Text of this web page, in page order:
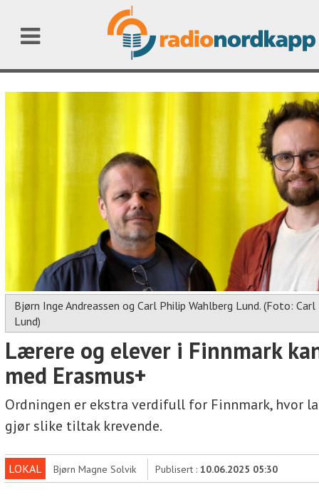
Bjørn Inge Andreassen og Carl Philip Wahlberg Lund. (Foto:
Lund)
Lærere og elever i Finnmark
med Erasmus+
Ordningen er ekstra verdifull for Finnmark, hvor
gjør slike tiltak krevende.
LOKAL Bjørn Magne Solvik Publisert : 10.06.2025 05:30